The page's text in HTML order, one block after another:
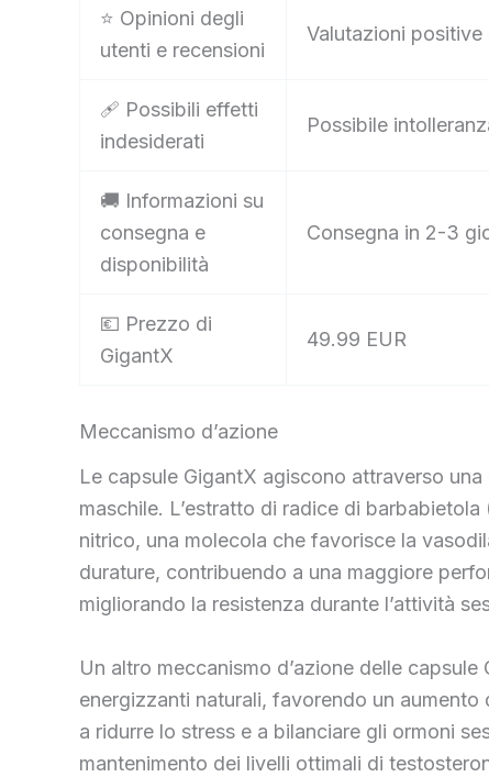
⭐ Opinioni degli
utenti e recensioni
Valutazioni
🩹 Possibili effetti
indesiderati
Possibile
🚚 Informazioni su
consegna e
disponibilità
Consegna in 2-3
💶 Prezzo di
GigantX
49.99 EUR
Meccanismo d’azione
Le capsule GigantX agiscono attraverso
maschile. L’estratto di radice di
nitrico, una molecola che favorisce la
durature, contribuendo a una maggiore
migliorando la resistenza durante l’attività
Un altro meccanismo d’azione delle
energizzanti naturali, favorendo un
a ridurre lo stress e a bilanciare gli ormoni
mantenimento dei livelli ottimali di